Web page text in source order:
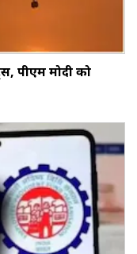
पीएम मोदी को